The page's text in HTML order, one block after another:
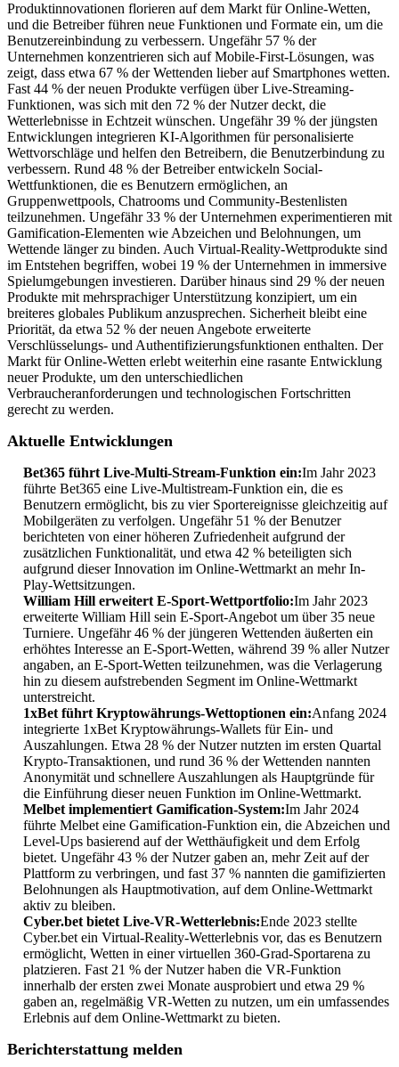
Produktinnovationen florieren auf dem Markt für Online-Wetten,
und die Betreiber führen neue Funktionen und Formate ein, um die
Benutzereinbindung zu verbessern. Ungefähr 57 % der
Unternehmen konzentrieren sich auf Mobile-First-Lösungen, was
zeigt, dass etwa 67 % der Wettenden lieber auf Smartphones wetten.
Fast 44 % der neuen Produkte verfügen über Live-Streaming-
Funktionen, was sich mit den 72 % der Nutzer deckt, die
Wetterlebnisse in Echtzeit wünschen. Ungefähr 39 % der jüngsten
Entwicklungen integrieren KI-Algorithmen für personalisierte
Wettvorschläge und helfen den Betreibern, die Benutzerbindung zu
verbessern. Rund 48 % der Betreiber entwickeln Social-
Wettfunktionen, die es Benutzern ermöglichen, an
Gruppenwettpools, Chatrooms und Community-Bestenlisten
teilzunehmen. Ungefähr 33 % der Unternehmen experimentieren mit
Gamification-Elementen wie Abzeichen und Belohnungen, um
Wettende länger zu binden. Auch Virtual-Reality-Wettprodukte sind
im Entstehen begriffen, wobei 19 % der Unternehmen in immersive
Spielumgebungen investieren. Darüber hinaus sind 29 % der neuen
Produkte mit mehrsprachiger Unterstützung konzipiert, um ein
breiteres globales Publikum anzusprechen. Sicherheit bleibt eine
Priorität, da etwa 52 % der neuen Angebote erweiterte
Verschlüsselungs- und Authentifizierungsfunktionen enthalten. Der
Markt für Online-Wetten erlebt weiterhin eine rasante Entwicklung
neuer Produkte, um den unterschiedlichen
Verbraucheranforderungen und technologischen Fortschritten
gerecht zu werden.
Aktuelle Entwicklungen
Bet365 führt Live-Multi-Stream-Funktion ein:Im Jahr 2023
führte Bet365 eine Live-Multistream-Funktion ein, die es
Benutzern ermöglicht, bis zu vier Sportereignisse gleichzeitig auf
Mobilgeräten zu verfolgen. Ungefähr 51 % der Benutzer
berichteten von einer höheren Zufriedenheit aufgrund der
zusätzlichen Funktionalität, und etwa 42 % beteiligten sich
aufgrund dieser Innovation im Online-Wettmarkt an mehr In-
Play-Wettsitzungen.
William Hill erweitert E-Sport-Wettportfolio:Im Jahr 2023
erweiterte William Hill sein E-Sport-Angebot um über 35 neue
Turniere. Ungefähr 46 % der jüngeren Wettenden äußerten ein
erhöhtes Interesse an E-Sport-Wetten, während 39 % aller Nutzer
angaben, an E-Sport-Wetten teilzunehmen, was die Verlagerung
hin zu diesem aufstrebenden Segment im Online-Wettmarkt
unterstreicht.
1xBet führt Kryptowährungs-Wettoptionen ein:Anfang 2024
integrierte 1xBet Kryptowährungs-Wallets für Ein- und
Auszahlungen. Etwa 28 % der Nutzer nutzten im ersten Quartal
Krypto-Transaktionen, und rund 36 % der Wettenden nannten
Anonymität und schnellere Auszahlungen als Hauptgründe für
die Einführung dieser neuen Funktion im Online-Wettmarkt.
Melbet implementiert Gamification-System:Im Jahr 2024
führte Melbet eine Gamification-Funktion ein, die Abzeichen und
Level-Ups basierend auf der Wetthäufigkeit und dem Erfolg
bietet. Ungefähr 43 % der Nutzer gaben an, mehr Zeit auf der
Plattform zu verbringen, und fast 37 % nannten die gamifizierten
Belohnungen als Hauptmotivation, auf dem Online-Wettmarkt
aktiv zu bleiben.
Cyber.bet bietet Live-VR-Wetterlebnis:Ende 2023 stellte
Cyber.bet ein Virtual-Reality-Wetterlebnis vor, das es Benutzern
ermöglicht, Wetten in einer virtuellen 360-Grad-Sportarena zu
platzieren. Fast 21 % der Nutzer haben die VR-Funktion
innerhalb der ersten zwei Monate ausprobiert und etwa 29 %
gaben an, regelmäßig VR-Wetten zu nutzen, um ein umfassendes
Erlebnis auf dem Online-Wettmarkt zu bieten.
Berichterstattung melden